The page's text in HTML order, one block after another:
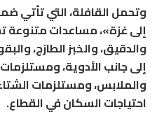
وتحمل القافلة، التي تأتي
إلى غزة»، مساعدات متنوعة
والدقيق، والخبز الطازج،
إلى جانب الأدوية،
والملابس، ومستلزمات
احتياجات السكان في القطاع.